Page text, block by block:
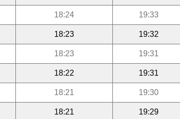
18:24 19:33
18:23 19:32
18:23 19:31
18:22 19:31
18:21 19:30
18:21 19:29